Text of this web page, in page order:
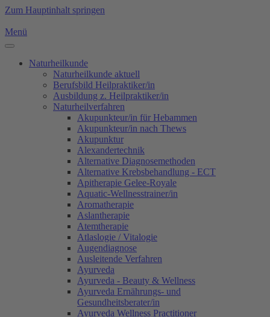
Zum Hauptinhalt springen
Menü
Naturheilkunde
Naturheilkunde aktuell
Berufsbild Heilpraktiker/in
Ausbildung z. Heilpraktiker/in
Naturheilverfahren
Akupunkteur/in für Hebammen
Akupunkteur/in nach Thews
Akupunktur
Alexandertechnik
Alternative Diagnosemethoden
Alternative Krebsbehandlung - ECT
Apitherapie Gelee-Royale
Aquatic-Wellnesstrainer/in
Aromatherapie
Aslantherapie
Atemtherapie
Atlaslogie / Vitalogie
Augendiagnose
Ausleitende Verfahren
Ayurveda
Ayurveda - Beauty & Wellness
Ayurveda Ernährungs- und
Gesundheitsberater/in
Ayurveda Wellness Practitioner